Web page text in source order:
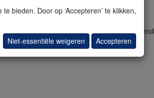
volledig buiten het PopGun kanaal getekend
bieden. Door op ‘Accepteren’ te klikken,
Niet-essentiële weigeren Accepteren